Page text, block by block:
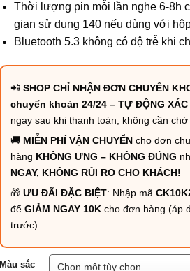
Thời lượng pin mỗi lần nghe 6-8h
gian sử dụng 140 nếu dùng với
Bluetooth 5.3 không có độ trễ khi
📲 SHOP CHỈ NHẬN ĐƠN CHUYỂN
chuyển khoản 24/24 – TỰ ĐỘNG XÁC
ngay sau khi thanh toán, không cần chờ
🚚 MIỄN PHÍ VẬN CHUYỂNcho đơn
hàng KHÔNG ƯNG – KHÔNG ĐÚNG
NGAY, KHÔNG RỦI RO CHO KHÁCH!
🎁 ƯU ĐÃI ĐẶC BIỆT: Nhập mã
để GIẢM NGAY 10Kcho đơn hàng (áp
trước).
Màu sắc